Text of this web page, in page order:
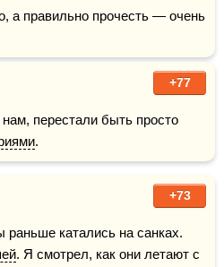
а правильно прочесть — очень
+77
перестали быть просто
.
+73
раньше катались на санках.
. Я смотрел, как они летают с